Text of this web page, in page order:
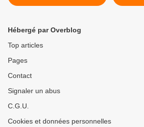
Hébergé par Overblog
Top articles
Pages
Contact
Signaler un abus
C.G.U.
Cookies et données personnelles